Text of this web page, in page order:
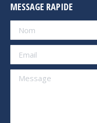
MESSAGE RAPIDE